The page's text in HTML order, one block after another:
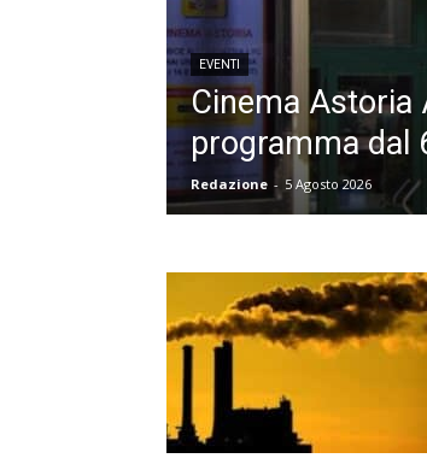
EVENTI
Cinema Astoria
programma dal
Redazione - 5 Agosto 2026